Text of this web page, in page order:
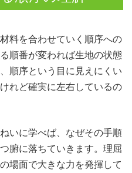
料を合わせていく順序への
順番が変われば生地の状態
順序という目に見えにくい
れど確実に左右しているの
いに学べば、なぜその手順
腑に落ちていきます。理屈
場面で大きな力を発揮して